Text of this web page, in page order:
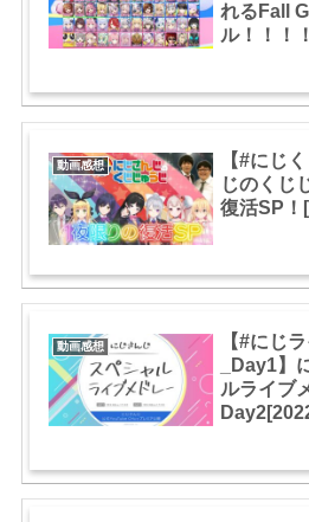
れるFall
ル！！！
動画感想
【#にじ
じのくじ
復活SP！
動画感想
【#にじ
_Day1】
ルライブ